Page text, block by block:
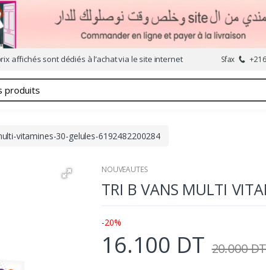
affichés sont dédiés à l’achat via le site internet Sfax
vitamines-30-gelules-6192482200284
NOUVEAUTES
TRI B VANS MULTI
-20%
16.100 DT 20.000